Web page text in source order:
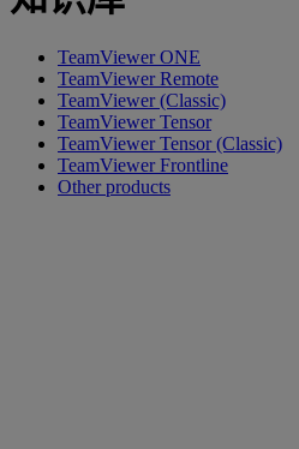
TeamViewer ONE
TeamViewer Remote
TeamViewer (Classic)
TeamViewer Tensor
TeamViewer Tensor (Classic)
TeamViewer Frontline
Other products